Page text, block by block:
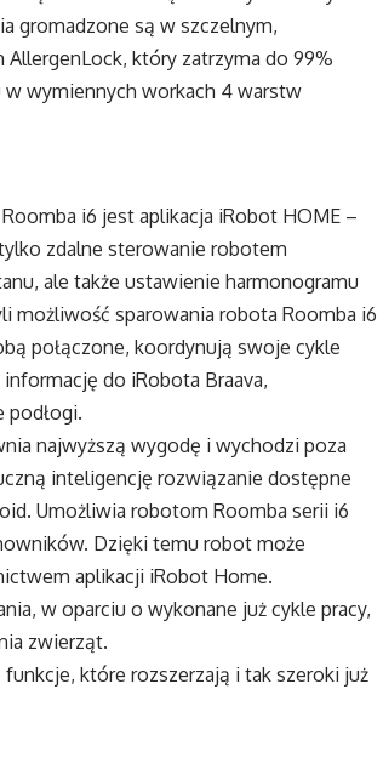
gromadzone są w szczelnym,
który zatrzyma do 99%
wymiennych workach 4 warstw
i6 jest aplikacja iRobot HOME –
zdalne sterowanie robotem
ale także ustawienie harmonogramu
możliwość sparowania robota Roomba i6
połączone, koordynują swoje cykle
do iRobota Braava,
podłogi.
najwyższą wygodę i wychodzi poza
inteligencję rozwiązanie dostępne
Umożliwia robotom Roomba serii i6
Dzięki temu robot może
aplikacji iRobot Home.
w oparciu o wykonane już cykle pracy,
zwierząt.
które rozszerzają i tak szeroki już